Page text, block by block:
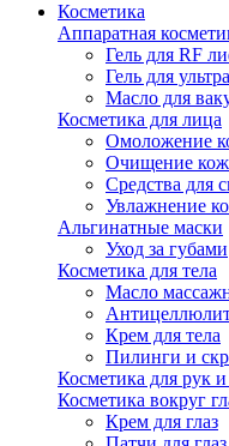
Косметика
Аппаратная
Гель для RF
Гель для
Масло для
Косметика для лица
Омоложение
Очищение
Средства для
Увлажнение
Альгинатные маски
Уход за губами
Косметика для тела
Масло
Крем для тела
Пилинги и
Косметика для рук
Косметика вокруг
Крем для глаз